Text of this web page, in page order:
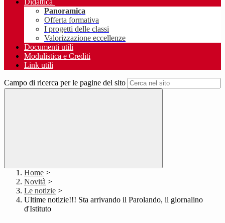
Didattica
Panoramica
Offerta formativa
I progetti delle classi
Valorizzazione eccellenze
Documenti utili
Modulistica e Crediti
Link utili
Campo di ricerca per le pagine del sito
Home >
Novità >
Le notizie >
Ultime notizie!!! Sta arrivando il Parolando, il giornalino
d'Istituto